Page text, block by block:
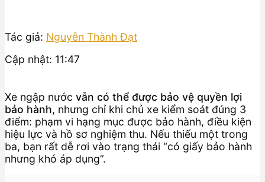
Tác giả: Nguyễn Thành Đạt
Cập nhật: 11:47
Xe ngập nước vẫn có thể được bảo vệ quyền lợi
bảo hành, nhưng chỉ khi chủ xe kiểm soát đúng 3
điểm: phạm vi hạng mục được bảo hành, điều kiện
hiệu lực và hồ sơ nghiệm thu. Nếu thiếu một trong
ba, bạn rất dễ rơi vào trạng thái “có giấy bảo hành
nhưng khó áp dụng”.